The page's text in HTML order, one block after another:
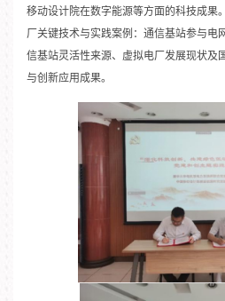
移动设计院在数字能源等方面的科技成果
厂关键技术与实践案例：通信基站参与电
信基站灵活性来源、虚拟电厂发展现状及
与创新应用成果。